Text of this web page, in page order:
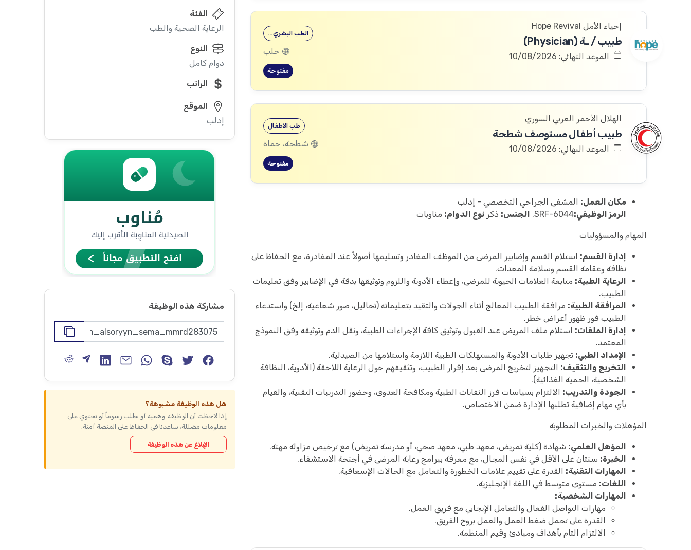
إحياء الأمل Hope Revival
طبيب / ـة (Physician)
الموعد النهائي: 10/08/2026
الطب البشري…
حلب
مفتوحة
الهلال الأحمر العربي السوري
طبيب أطفال مستوصف شطحة
الموعد النهائي: 10/08/2026
طب الأطفال
شطحة، حماة
مفتوحة
مكان العمل: المشفى الجراحي التخصصي - إدلب
الرمز الوظيفي:SRF-6044. الجنس: ذكر نوع الدوام: مناوبات
المهام والمسؤوليات
إدارة القسم: استلام القسم وإضابير المرضى من الموظف المغادر وتسليمها أصولاً عند المغادرة، مع الحفاظ على
نظافة وعقامة القسم وسلامة المعدات.
الرعاية الطبية: متابعة العلامات الحيوية للمرضى، وإعطاء الأدوية واللزوم وتوثيقها بدقة في الإضابير وفق تعليمات
الطبيب.
المرافقة الطبية: مرافقة الطبيب المعالج أثناء الجولات والتقيد بتعليماته (تحاليل، صور شعاعية، إلخ) واستدعاء
الطبيب فور ظهور أعراض خطر.
إدارة الملفات: استلام ملف المريض عند القبول وتوثيق كافة الإجراءات الطبية، ونقل الدم وتوثيقه وفق النموذج
المعتمد.
الإمداد الطبي: تجهيز طلبات الأدوية والمستهلكات الطبية اللازمة واستلامها من الصيدلية.
التخريج والتثقيف: التجهيز لتخريج المرضى بعد إقرار الطبيب، وتثقيفهم حول الرعاية اللاحقة (الأدوية، النظافة
الشخصية، الحمية الغذائية).
الجودة والتدريب: الالتزام بسياسات فرز النفايات الطبية ومكافحة العدوى، وحضور التدريبات التقنية، والقيام
بأي مهام إضافية تطلبها الإدارة ضمن الاختصاص.
المؤهلات والخبرات المطلوبة
المؤهل العلمي: شهادة (كلية تمريض، معهد طبي، معهد صحي، أو مدرسة تمريض) مع ترخيص مزاولة مهنة.
الخبرة: سنتان على الأقل في نفس المجال، مع معرفة ببرامج رعاية المرضى في أجنحة الاستشفاء.
المهارات التقنية: القدرة على تقييم علامات الخطورة والتعامل مع الحالات الإسعافية.
اللغات: مستوى متوسط في اللغة الإنجليزية.
المهارات الشخصية:
مهارات التواصل الفعال والتعامل الإيجابي مع فريق العمل.
القدرة على تحمل ضغط العمل والعمل بروح الفريق.
الالتزام التام بأهداف ومبادئ وقيم المنظمة.
الفئة
الرعاية الصحية والطب
النوع
دوام كامل
الراتب
الموقع
إدلب
مشاركة هذه الوظيفة
هل هذه الوظيفة مشبوهة؟
إذا لاحظت أن الوظيفة وهمية أو تطلب رسوماً أو تحتوي على
معلومات مضللة، ساعدنا في الحفاظ على المنصة آمنة.
الإبلاغ عن هذه الوظيفة